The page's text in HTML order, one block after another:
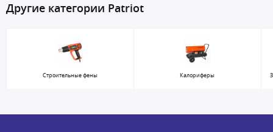
Другие категории Patriot
Строительные фены Калориферы